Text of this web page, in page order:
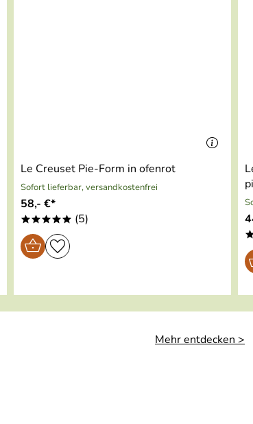
Le Creuset Pie-Form in ofenrot
Sofort lieferbar, versandkostenfrei
58,- €*
***** (5)
Mehr entdecken >